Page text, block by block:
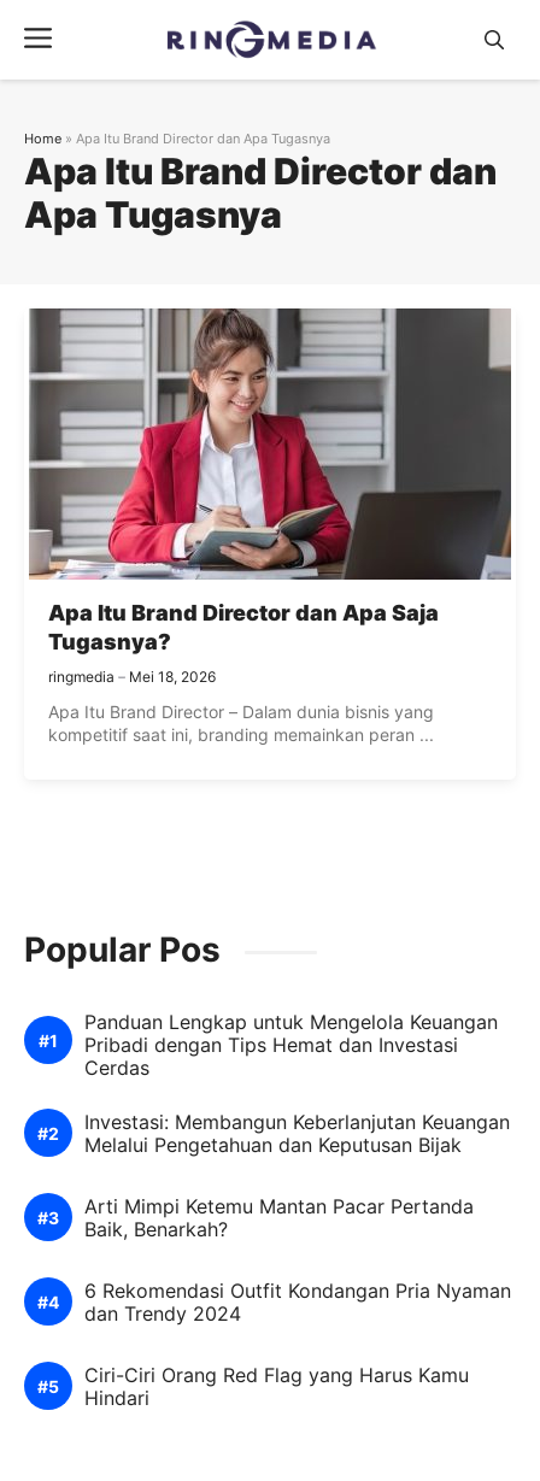
isi
Menu
Apa Itu Brand Director dan
Apa Tugasnya
Home » Apa Itu Brand Director dan Apa Tugasnya
Apa Itu Brand Director dan Apa Saja
Tugasnya?
ringmedia Mei 18, 2026
Apa Itu Brand Director – Dalam dunia bisnis yang
kompetitif saat ini, branding memainkan peran ...
Popular Pos
Panduan Lengkap untuk Mengelola Keuangan
Pribadi dengan Tips Hemat dan Investasi
Cerdas
Investasi: Membangun Keberlanjutan Keuangan
Melalui Pengetahuan dan Keputusan Bijak
Arti Mimpi Ketemu Mantan Pacar Pertanda
Baik, Benarkah?
6 Rekomendasi Outfit Kondangan Pria Nyaman
dan Trendy 2024
Ciri-Ciri Orang Red Flag yang Harus Kamu
Hindari